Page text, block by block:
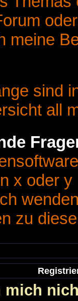
meine
sind
all
x oder
zu
mich